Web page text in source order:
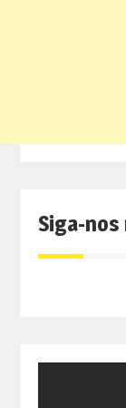
Siga-nos